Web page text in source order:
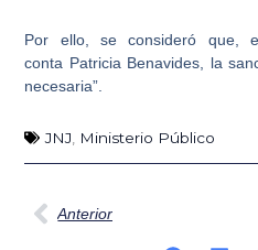
Por ello, se consideró que,
conta Patricia Benavides, la
necesaria”.
JNJ Ministerio Público
Ant
Anterior